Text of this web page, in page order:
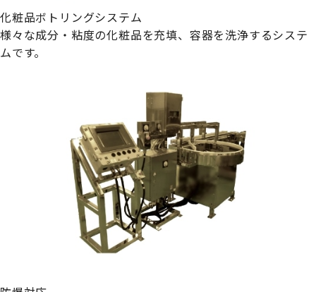
化粧品ボトリングシステム
様々な成分・粘度の化粧品を充填、容器を洗浄するシステ
ムです。